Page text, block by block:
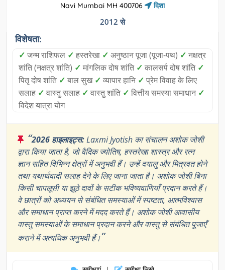
Navi Mumbai MH 400706
दिशा
2012 से
विशेषता:
✓ जन्म राशिफल ✓ हस्तरेखा ✓ अनुष्ठान पूजा (पूजा-पथ) ✓ नक्षत्र
शांति (नक्षत्र शांति) ✓ मांगलिक दोष शांति ✓ कालसर्प दोष शांति ✓
पितृ दोष शांति ✓ बाल सुख ✓ व्यापार हानि ✓ प्रेम विवाह के लिए
सलाह ✓ वास्तु सलाह ✓ वास्तु शांति ✓ वित्तीय समस्या समाधान ✓
विदेश यात्रा योग
“2026 हाइलाइट्स:Laxmi Jyotish का संचालन अशोक जोशी
द्वारा किया जाता है, जो वैदिक ज्योतिष, हस्तरेखा शास्त्र और रत्न
ज्ञान सहित विभिन्न क्षेत्रों में अनुभवी हैं। उन्हें दयालु और मित्रवत होने
तथा यथार्थवादी सलाह देने के लिए जाना जाता है। अशोक जोशी बिना
किसी चापलूसी या झूठे दावों के सटीक भविष्यवाणियाँ प्रदान करते हैं।
वे छात्रों को अध्ययन से संबंधित समस्याओं में स्पष्टता, आत्मविश्वास
और समाधान प्राप्त करने में मदद करते हैं। अशोक जोशी आवासीय
वास्तु समस्याओं के समाधान प्रदान करने और वास्तु से संबंधित पूजाएँ
कराने में अत्यधिक अनुभवी हैं।”